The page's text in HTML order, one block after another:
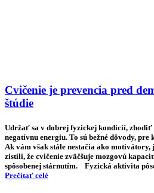
Cvičenie je prevencia pred
štúdie
Udržať sa v dobrej fyzickej kondícií,
negatívnu energiu. To sú bežné dôvody,
Ak vám však stále nestačia ako motivátory,
zistili, že cvičenie zväčšuje mozgovú
spôsobenej stárnutím. Fyzická aktivita
Prečítať celé